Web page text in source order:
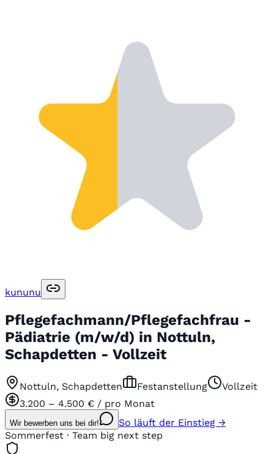
kununu
Pflegefachmann/Pflegefachfrau -
Pädiatrie (m/w/d) in Nottuln,
Schapdetten - Vollzeit
Nottuln, Schapdetten Festanstellung
Vollzeit
3.200 – 4.500 € / pro Monat
Wir bewerben uns bei dir!
So läuft der Einstieg →
Sommerfest · Team big next step